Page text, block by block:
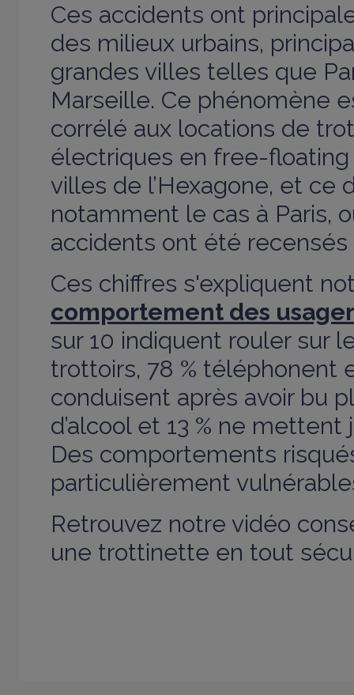
Ces accidents ont
des milieux urbains,
grandes villes telles que
Marseille. Ce phénomène
corrélé aux locations de
électriques en free-
villes de l’Hexagone, et ce
notamment le cas à Paris,
accidents ont été recensés
Ces chiffres s'expliquent
comportement des
sur 10 indiquent rouler sur
trottoirs, 78 % téléphonent
conduisent après avoir bu
d’alcool et 13 % ne mettent
Des comportements
particulièrement
Retrouvez notre vidéo
une trottinette en tout